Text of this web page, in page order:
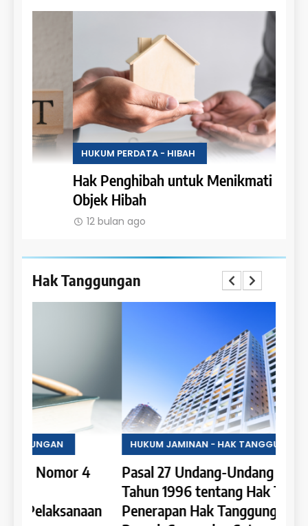
HUKUM PERDATA - HIBAH
Hak Penghibah untuk Menikmati Hasil
Objek Hibah
12 bulan ago
Hak Tanggungan
HUKUM JAMINAN - HAK TANGGUNGAN
Pasal 27 Undang-Undang Nomor 4
Tahun 1996 tentang Hak Tanggungan:
Penerapan Hak Tanggungan pada